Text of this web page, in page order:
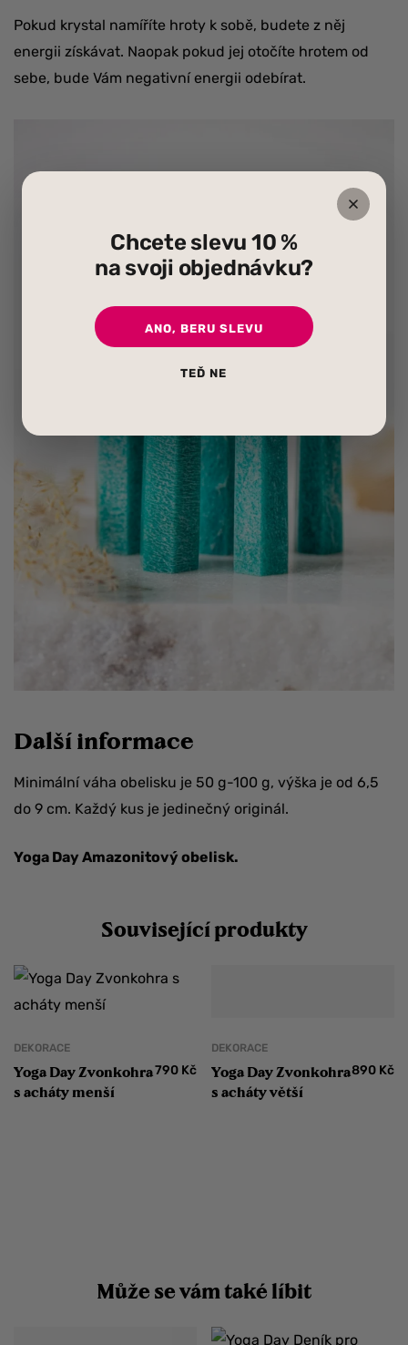
Pokud krystal namíříte hroty k sobě, budete z něj
energii získávat. Naopak pokud jej otočíte hrotem od
sebe, bude Vám negativní energii odebírat.
Další informace
Minimální váha obelisku je 50 g-100 g, výška je od 6,5
do 9 cm. Každý kus je jedinečný originál.
Yoga Day Amazonitový obelisk.
Související produkty
DEKORACE
Yoga Day Zvonkohra
s acháty menší
790 Kč
DEKORACE
Yoga Day Zvonkohra
s acháty větší
890 Kč
Může se vám také líbit
Chcete slevu 10 %
na svoji objednávku?
ANO, BERU SLEVU
TEĎ NE